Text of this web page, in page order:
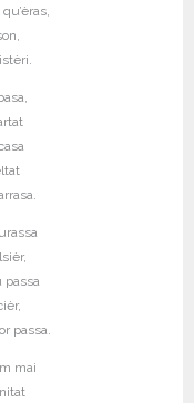
passa
passa.
mai